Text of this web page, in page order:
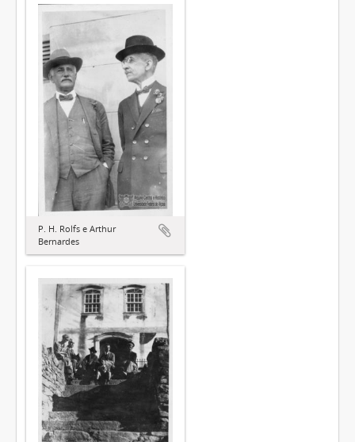
P. H. Rolfs e Arthur
Bernardes